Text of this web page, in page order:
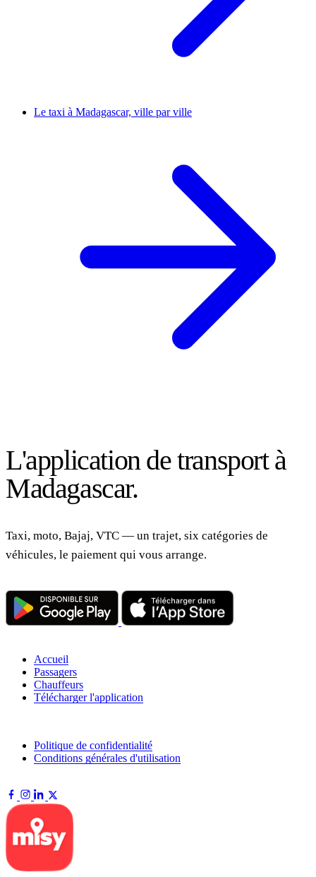
Le taxi à Madagascar, ville par ville
L'application de transport à
Madagascar.
Taxi, moto, Bajaj, VTC — un trajet, six catégories de
véhicules, le paiement qui vous arrange.
Accueil
Passagers
Chauffeurs
Télécharger l'application
Politique de confidentialité
Conditions générales d'utilisation